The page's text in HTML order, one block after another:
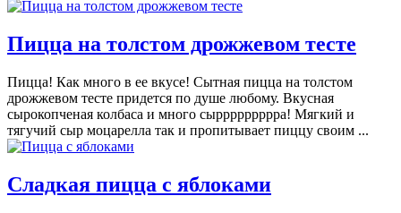
Пицца на толстом дрожжевом тесте
Пицца! Как много в ее вкусе! Сытная пицца на толстом
дрожжевом тесте придется по душе любому. Вкусная
сырокопченая колбаса и много сыррррррррра! Мягкий и
тягучий сыр моцарелла так и пропитывает пиццу своим ...
Сладкая пицца с яблоками